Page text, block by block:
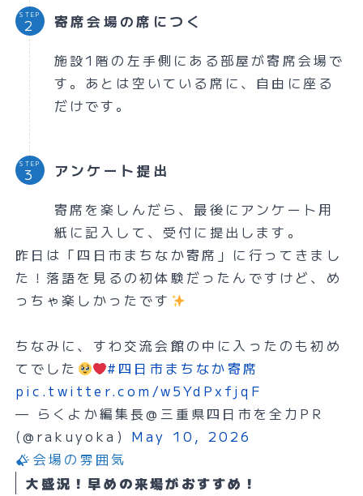
STEP
寄席会場の席につく
施設1階の左手側にある部屋が寄席会場で
す。あとは空いている席に、自由に座る
だけです。
STEP
アンケート提出
寄席を楽しんだら、最後にアンケート用
紙に記入して、受付に提出します。
昨日は「四日市まちなか寄席」に行ってきまし
た！落語を見るの初体験だったんですけど、め
っちゃ楽しかったです
ちなみに、すわ交流会館の中に入ったのも初め
てでした
#四日市まちなか寄席
pic.twitter.com/w5YdPxfjqF
— らくよか編集長@三重県四日市を全力PR
(@rakuyoka) May 10, 2026
会場の雰囲気
大盛況！早めの来場がおすすめ！